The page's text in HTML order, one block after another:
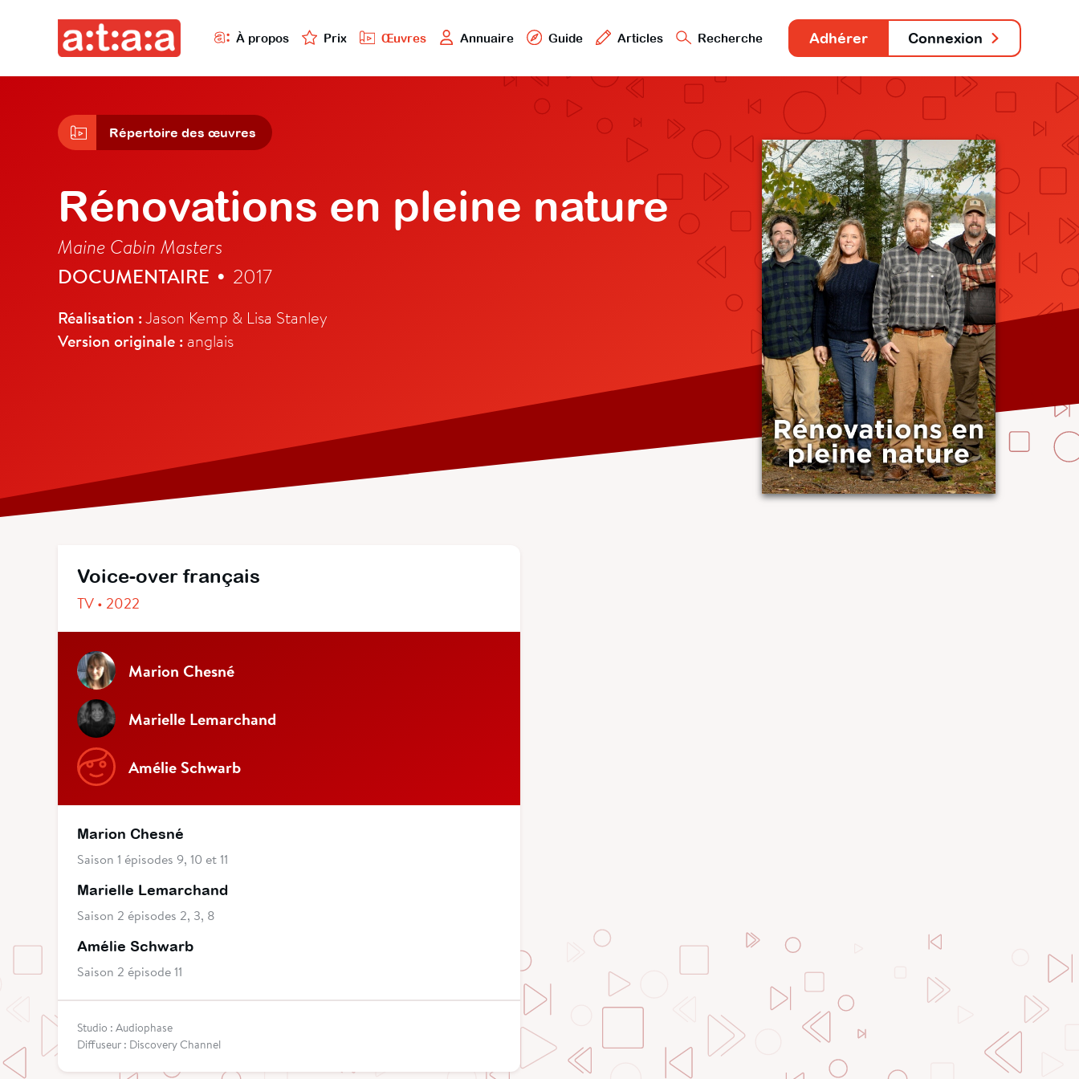
À propos Prix Œuvres Annuaire Guide Articles Recherche Adhérer Connexion
Répertoire des œuvres
Rénovations en pleine nature
Maine Cabin Masters
DOCUMENTAIRE • 2017
Réalisation :Jason Kemp & Lisa Stanley
Version originale : anglais
Voice-over français
TV • 2022
Marion Chesné
Marielle Lemarchand
Amélie Schwarb
Marion Chesné
Saison 1 épisodes 9, 10 et 11
Marielle Lemarchand
Saison 2 épisodes 2, 3, 8
Amélie Schwarb
Saison 2 épisode 11
Studio : Audiophase
Diffuseur : Discovery Channel